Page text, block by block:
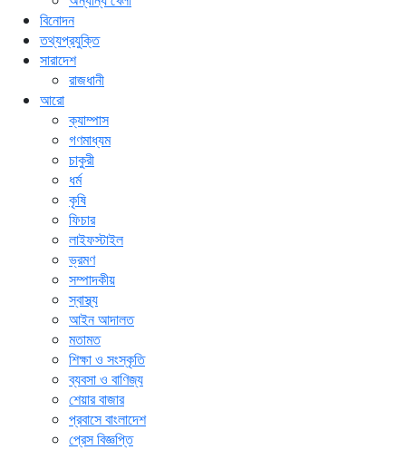
বিনোদন
তথ্যপ্রযুক্তি
সারাদেশ
রাজধানী
আরো
ক্যাম্পাস
গণমাধ্যম
চাকুরী
ধর্ম
কৃষি
ফিচার
লাইফস্টাইল
ভ্রমণ
সম্পাদকীয়
স্বাস্থ্য
আইন আদালত
মতামত
শিক্ষা ও সংস্কৃতি
ব্যবসা ও বাণিজ্য
শেয়ার বাজার
প্রবাসে বাংলাদেশ
প্রেস বিজ্ঞপ্তি